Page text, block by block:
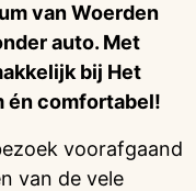
van Woerden
auto. Met
bij Het
én comfortabel!
voorafgaand
van de vele